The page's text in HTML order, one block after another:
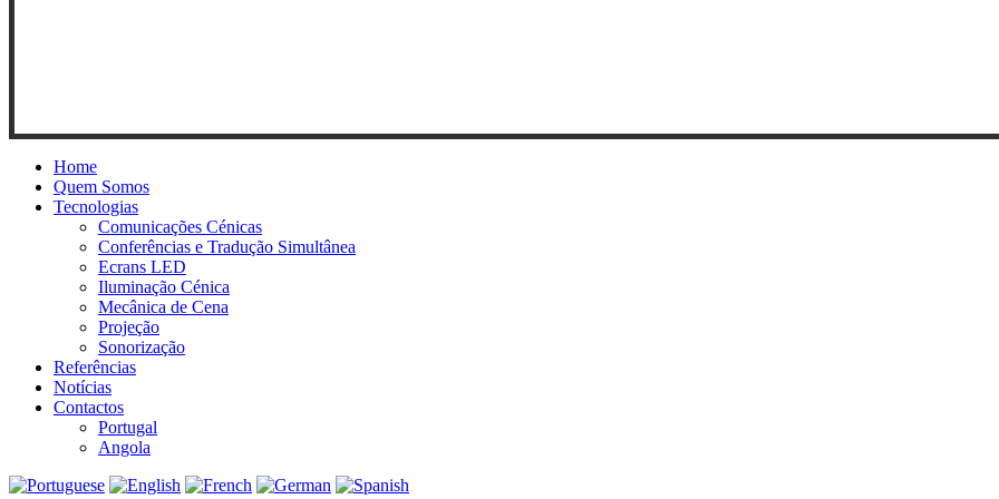
Home
Quem Somos
Tecnologias
Comunicações Cénicas
Conferências e Tradução Simultânea
Ecrans LED
Iluminação Cénica
Mecânica de Cena
Projeção
Sonorização
Referências
Notícias
Contactos
Portugal
Angola